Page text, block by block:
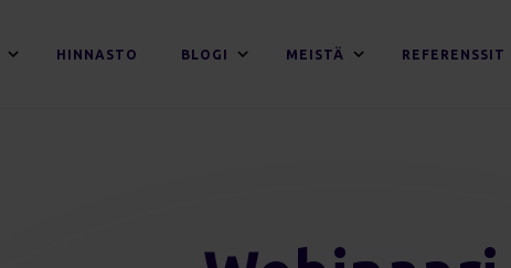
HINNASTO BLOGI MEISTÄ REFERENSSIT